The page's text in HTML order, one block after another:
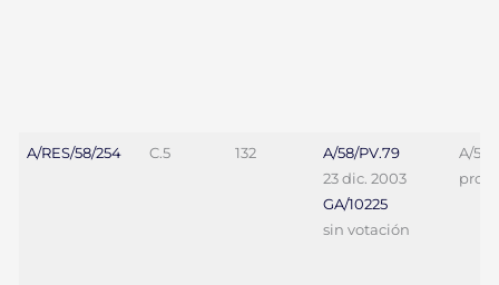
A/RES/58/254 C.5 132
A/58/PV.79
23 dic. 2003
GA/10225
sin votación
A/58/
proy.